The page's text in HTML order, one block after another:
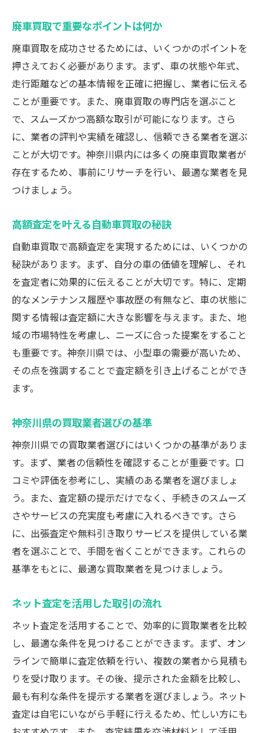
廃車買取で重要なポイントは何か
廃車買取を成功させるためには、いくつかのポイントを
押さえておく必要があります。まず、車の状態や年式、
走行距離などの基本情報を正確に把握し、業者に伝える
ことが重要です。また、廃車買取の専門店を選ぶこと
で、スムーズかつ高額な取引が可能になります。さら
に、業者の評判や実績を確認し、信頼できる業者を選ぶ
ことが大切です。神奈川県内には多くの廃車買取業者が
存在するため、事前にリサーチを行い、最適な業者を見
つけましょう。
高額査定を叶える自動車買取の秘訣
自動車買取で高額査定を実現するためには、いくつかの
秘訣があります。まず、自分の車の価値を理解し、それ
を査定者に効果的に伝えることが大切です。特に、定期
的なメンテナンス履歴や事故歴の有無など、車の状態に
関する情報は査定額に大きな影響を与えます。また、地
域の市場特性を考慮し、ニーズに合った提案をすること
も重要です。神奈川県では、小型車の需要が高いため、
その点を強調することで査定額を引き上げることができ
ます。
神奈川県の買取業者選びの基準
神奈川県での買取業者選びにはいくつかの基準がありま
す。まず、業者の信頼性を確認することが重要です。口
コミや評価を参考にし、実績のある業者を選びましょ
う。また、査定額の提示だけでなく、手続きのスムーズ
さやサービスの充実度も考慮に入れるべきです。さら
に、出張査定や無料引き取りサービスを提供している業
者を選ぶことで、手間を省くことができます。これらの
基準をもとに、最適な買取業者を見つけましょう。
ネット査定を活用した取引の流れ
ネット査定を活用することで、効率的に買取業者を比較
し、最適な条件を見つけることができます。まず、オン
ラインで簡単に査定依頼を行い、複数の業者から見積も
りを受け取ります。その後、提示された金額を比較し、
最も有利な条件を提示する業者を選びましょう。ネット
査定は自宅にいながら手軽に行えるため、忙しい方にも